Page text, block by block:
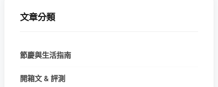
文章分類
節慶與生活指南
開箱文 & 評測